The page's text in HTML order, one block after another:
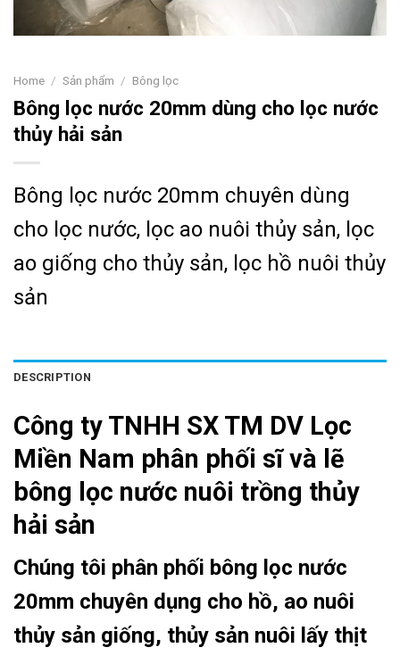
Home / Sản phẩm / Bông lọc
Bông lọc nước 20mm dùng cho lọc nước
thủy hải sản
Bông lọc nước 20mm chuyên dùng
cho lọc nước, lọc ao nuôi thủy sản, lọc
ao giống cho thủy sản, lọc hồ nuôi thủy
sản
DESCRIPTION
Công ty TNHH SX TM DV Lọc
Miền Nam phân phối sĩ và lẽ
bông lọc nước nuôi trồng thủy
hải sản
Chúng tôi phân phối bông lọc nước
20mm chuyên dụng cho hồ, ao nuôi
thủy sản giống, thủy sản nuôi lấy thịt